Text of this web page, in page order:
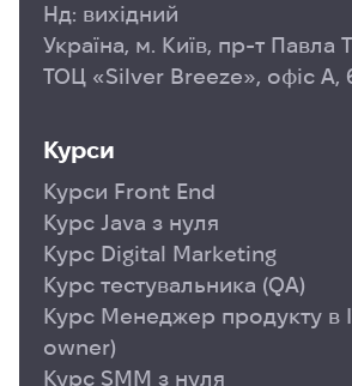
Нд: вихідний
Україна, м. Київ, пр-т Павла
ТОЦ «Silver Breeze», офіс А,
Курси
Курси Front End
Курс Java з нуля
Курс Digital Marketing
Курс тестувальника (QA)
Курс Менеджер продукту в
owner)
Курс SMM з нуля